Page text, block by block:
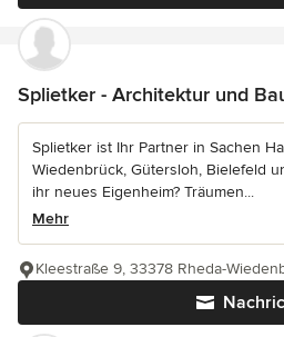
Splietker - Architektur und
Splietker ist Ihr Partner in Sachen
Wiedenbrück, Gütersloh, Bielefeld
ihr neues Eigenheim? Träumen...
Mehr
Kleestraße 9, 33378 Rheda-